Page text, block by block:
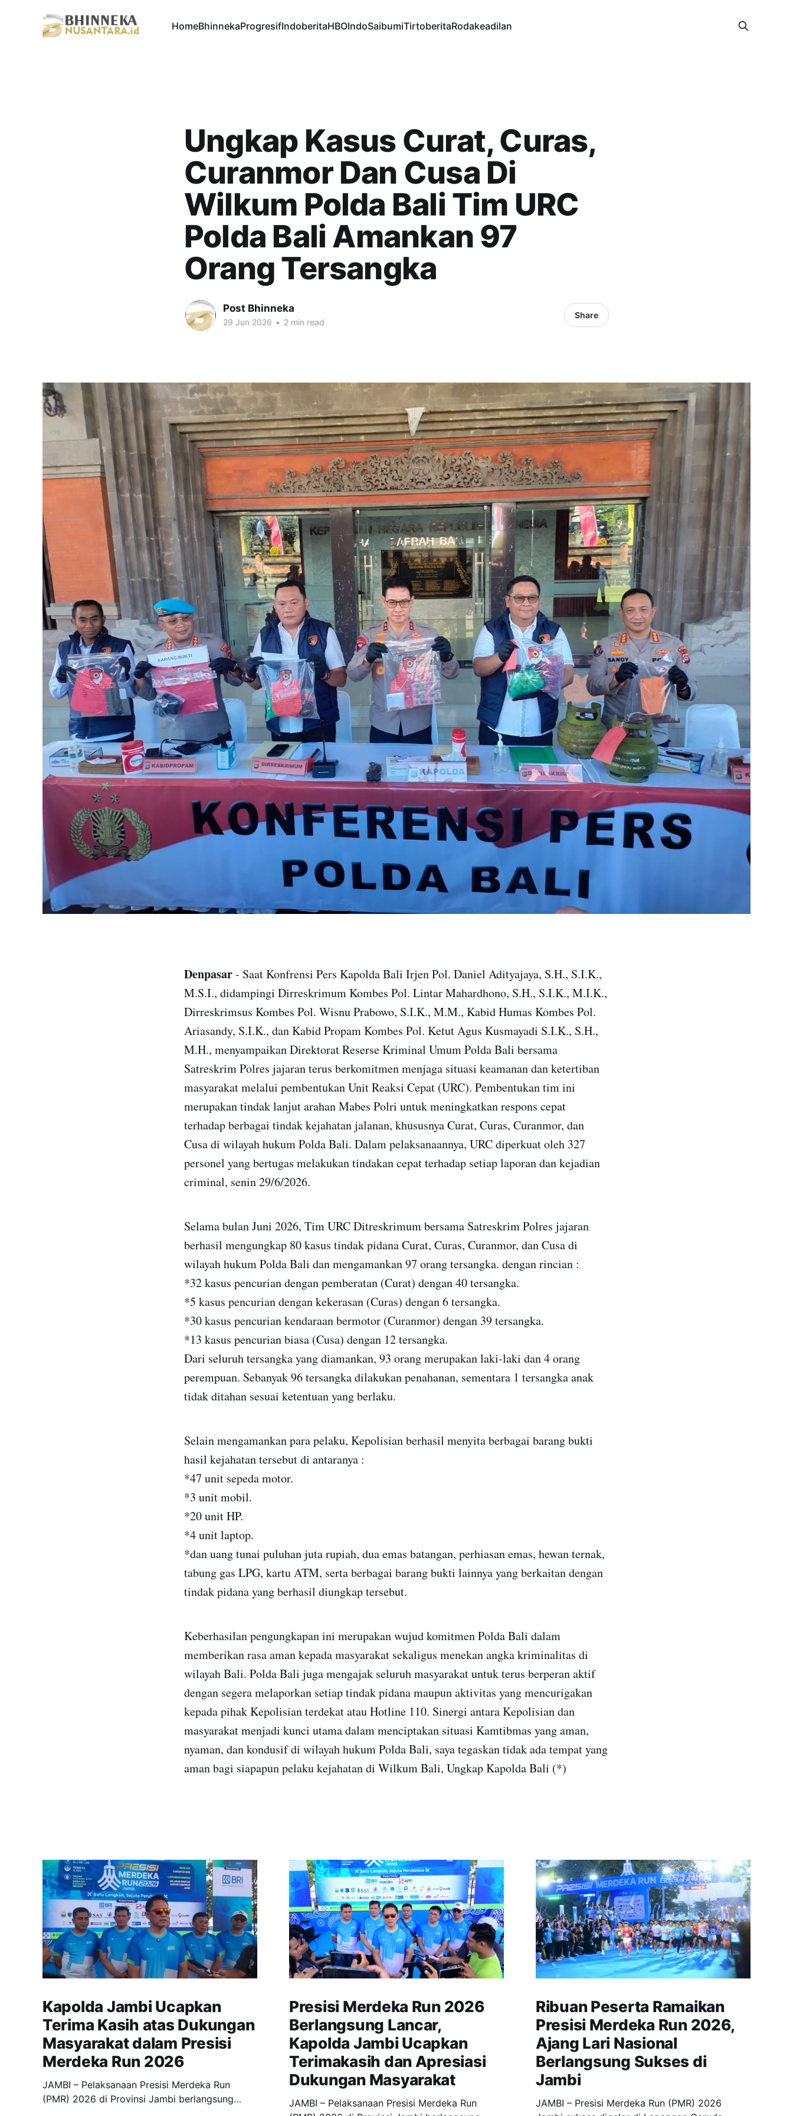
HomeBhinnekaProgresifIndoberitaHBOIndoSaibumiTirtoberitaRodakeadilan
Ungkap Kasus Curat, Curas,
Curanmor Dan Cusa Di
Wilkum Polda Bali Tim URC
Polda Bali Amankan 97
Orang Tersangka
Post Bhinneka
29 Jun 2026 • 2 min read
Share
Denpasar- Saat Konfrensi Pers Kapolda Bali Irjen Pol. Daniel Adityajaya, S.H., S.I.K.,
M.S.I., didampingi Dirreskrimum Kombes Pol. Lintar Mahardhono, S.H., S.I.K., M.I.K.,
Dirreskrimsus Kombes Pol. Wisnu Prabowo, S.I.K., M.M., Kabid Humas Kombes Pol.
Ariasandy, S.I.K., dan Kabid Propam Kombes Pol. Ketut Agus Kusmayadi S.I.K., S.H.,
M.H., menyampaikan Direktorat Reserse Kriminal Umum Polda Bali bersama
Satreskrim Polres jajaran terus berkomitmen menjaga situasi keamanan dan ketertiban
masyarakat melalui pembentukan Unit Reaksi Cepat (URC). Pembentukan tim ini
merupakan tindak lanjut arahan Mabes Polri untuk meningkatkan respons cepat
terhadap berbagai tindak kejahatan jalanan, khususnya Curat, Curas, Curanmor, dan
Cusa di wilayah hukum Polda Bali. Dalam pelaksanaannya, URC diperkuat oleh 327
personel yang bertugas melakukan tindakan cepat terhadap setiap laporan dan kejadian
criminal, senin 29/6/2026.
Selama bulan Juni 2026, Tim URC Ditreskrimum bersama Satreskrim Polres jajaran
berhasil mengungkap 80 kasus tindak pidana Curat, Curas, Curanmor, dan Cusa di
wilayah hukum Polda Bali dan mengamankan 97 orang tersangka. dengan rincian :
*32 kasus pencurian dengan pemberatan (Curat) dengan 40 tersangka.
*5 kasus pencurian dengan kekerasan (Curas) dengan 6 tersangka.
*30 kasus pencurian kendaraan bermotor (Curanmor) dengan 39 tersangka.
*13 kasus pencurian biasa (Cusa) dengan 12 tersangka.
Dari seluruh tersangka yang diamankan, 93 orang merupakan laki-laki dan 4 orang
perempuan. Sebanyak 96 tersangka dilakukan penahanan, sementara 1 tersangka anak
tidak ditahan sesuai ketentuan yang berlaku.
Selain mengamankan para pelaku, Kepolisian berhasil menyita berbagai barang bukti
hasil kejahatan tersebut di antaranya :
*47 unit sepeda motor.
*3 unit mobil.
*20 unit HP.
*4 unit laptop.
*dan uang tunai puluhan juta rupiah, dua emas batangan, perhiasan emas, hewan ternak,
tabung gas LPG, kartu ATM, serta berbagai barang bukti lainnya yang berkaitan dengan
tindak pidana yang berhasil diungkap tersebut.
Keberhasilan pengungkapan ini merupakan wujud komitmen Polda Bali dalam
memberikan rasa aman kepada masyarakat sekaligus menekan angka kriminalitas di
wilayah Bali. Polda Bali juga mengajak seluruh masyarakat untuk terus berperan aktif
dengan segera melaporkan setiap tindak pidana maupun aktivitas yang mencurigakan
kepada pihak Kepolisian terdekat atau Hotline 110. Sinergi antara Kepolisian dan
masyarakat menjadi kunci utama dalam menciptakan situasi Kamtibmas yang aman,
nyaman, dan kondusif di wilayah hukum Polda Bali, saya tegaskan tidak ada tempat yang
aman bagi siapapun pelaku kejahatan di Wilkum Bali, Ungkap Kapolda Bali (*)
Kapolda Jambi Ucapkan
Terima Kasih atas Dukungan
Masyarakat dalam Presisi
Merdeka Run 2026
JAMBI – Pelaksanaan Presisi Merdeka Run
(PMR) 2026 di Provinsi Jambi berlangsung
Presisi Merdeka Run 2026
Berlangsung Lancar,
Kapolda Jambi Ucapkan
Terimakasih dan Apresiasi
Dukungan Masyarakat
JAMBI – Pelaksanaan Presisi Merdeka Run
Ribuan Peserta Ramaikan
Presisi Merdeka Run 2026,
Ajang Lari Nasional
Berlangsung Sukses di
Jambi
JAMBI – Presisi Merdeka Run (PMR) 2026